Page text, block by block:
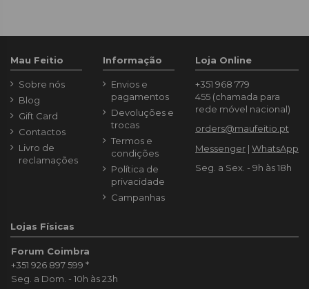
Mau Feitio
Sobre nós
Blog
Gift Card
Contactos
Livro de
reclamações
Informação
Envios e
pagamentos
Devoluções e
trocas
Termos e
condições
Política de
privacidade
Campanhas
Loja Online
+351 968 779
455 (chamada para
rede móvel nacional)
orders@maufeitio.pt
Messenger | WhatsApp
Seg. a Sex. - 9h às 18h
Lojas Físicas
Forum Coimbra
+351 926 897 599 *
Seg. a Dom. - 10h às 23h